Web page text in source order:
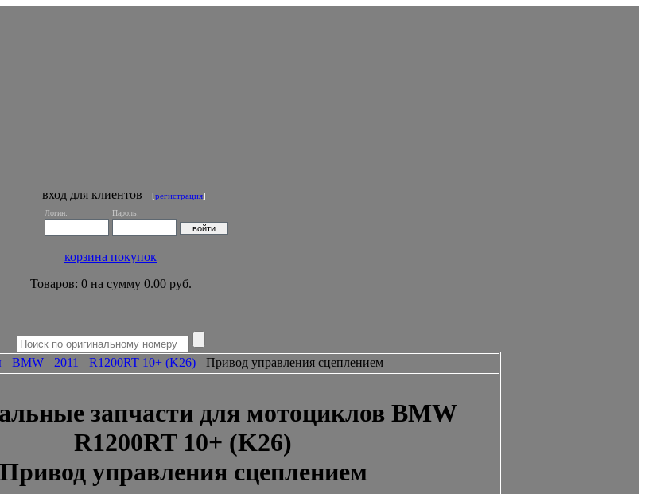
вход для клиентов [регистрация]
Логин: Пароль:
корзина покупок
Товаров: 0 на сумму 0.00 руб.
BMW 2011 R1200RT 10+ (K26) Привод управления сцеплением
запчасти для мотоциклов BMW
R1200RT 10+ (K26)
Привод управления сцеплением